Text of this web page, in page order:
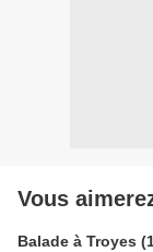
Vous
Balade à Troyes